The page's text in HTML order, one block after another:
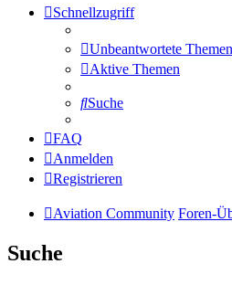
Schnellzugriff
Unbeantwortete Themen
Aktive Themen
Suche
FAQ
Anmelden
Registrieren
Aviation Community Foren-
Suche